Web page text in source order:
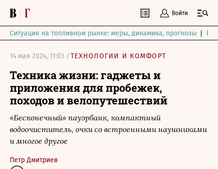
Войти
Ситуация на топливном рынке: меры, динамика, прогнозы
14 мая 2024, 11:03 /ТЕХНОЛОГИИ И КОМФОРТ
Техника жизни: гаджеты и
приложения для пробежек,
походов и велопутешествий
«Бесконечный» пауэрбанк, компактный
водоочиститель, очки со встроенными наушниками
и многое другое
Петр Дмитриев